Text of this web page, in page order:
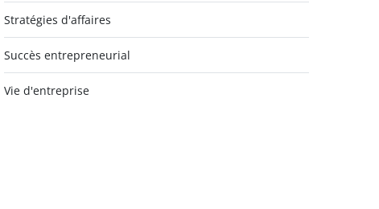
Stratégies d'affaires
Succès entrepreneurial
Vie d'entreprise